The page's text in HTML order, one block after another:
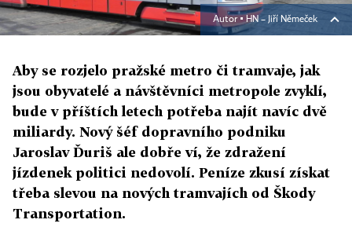
Autor ▪ HN – Jiří Němeček
Aby se rozjelo pražské metro či tramvaje, jak
jsou obyvatelé a návštěvníci metropole zvyklí,
bude v příštích letech potřeba najít navíc dvě
miliardy. Nový šéf dopravního podniku
Jaroslav Ďuriš ale dobře ví, že zdražení
jízdenek politici nedovolí. Peníze zkusí získat
třeba slevou na nových tramvajích od Škody
Transportation.